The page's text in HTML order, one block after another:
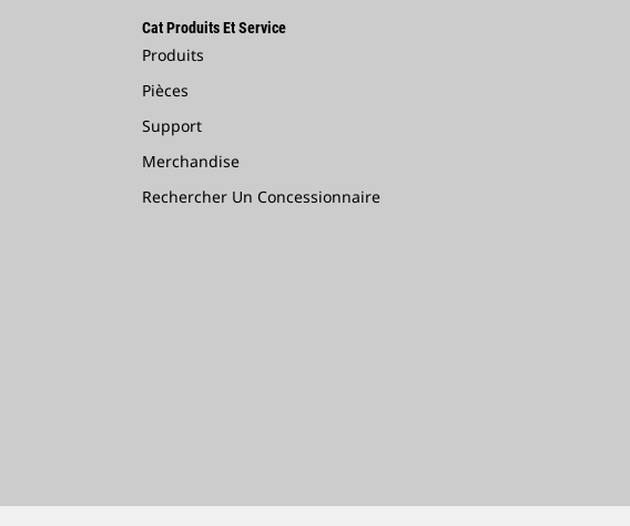
Cat Produits Et Service
Produits
Pièces
Support
Merchandise
Rechercher Un Concessionnaire